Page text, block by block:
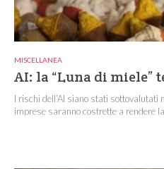
MISCELLANEA
AI: la “Luna di miele”
I rischi dell’AI siano stati sottovalutati
imprese saranno costrette a rendere